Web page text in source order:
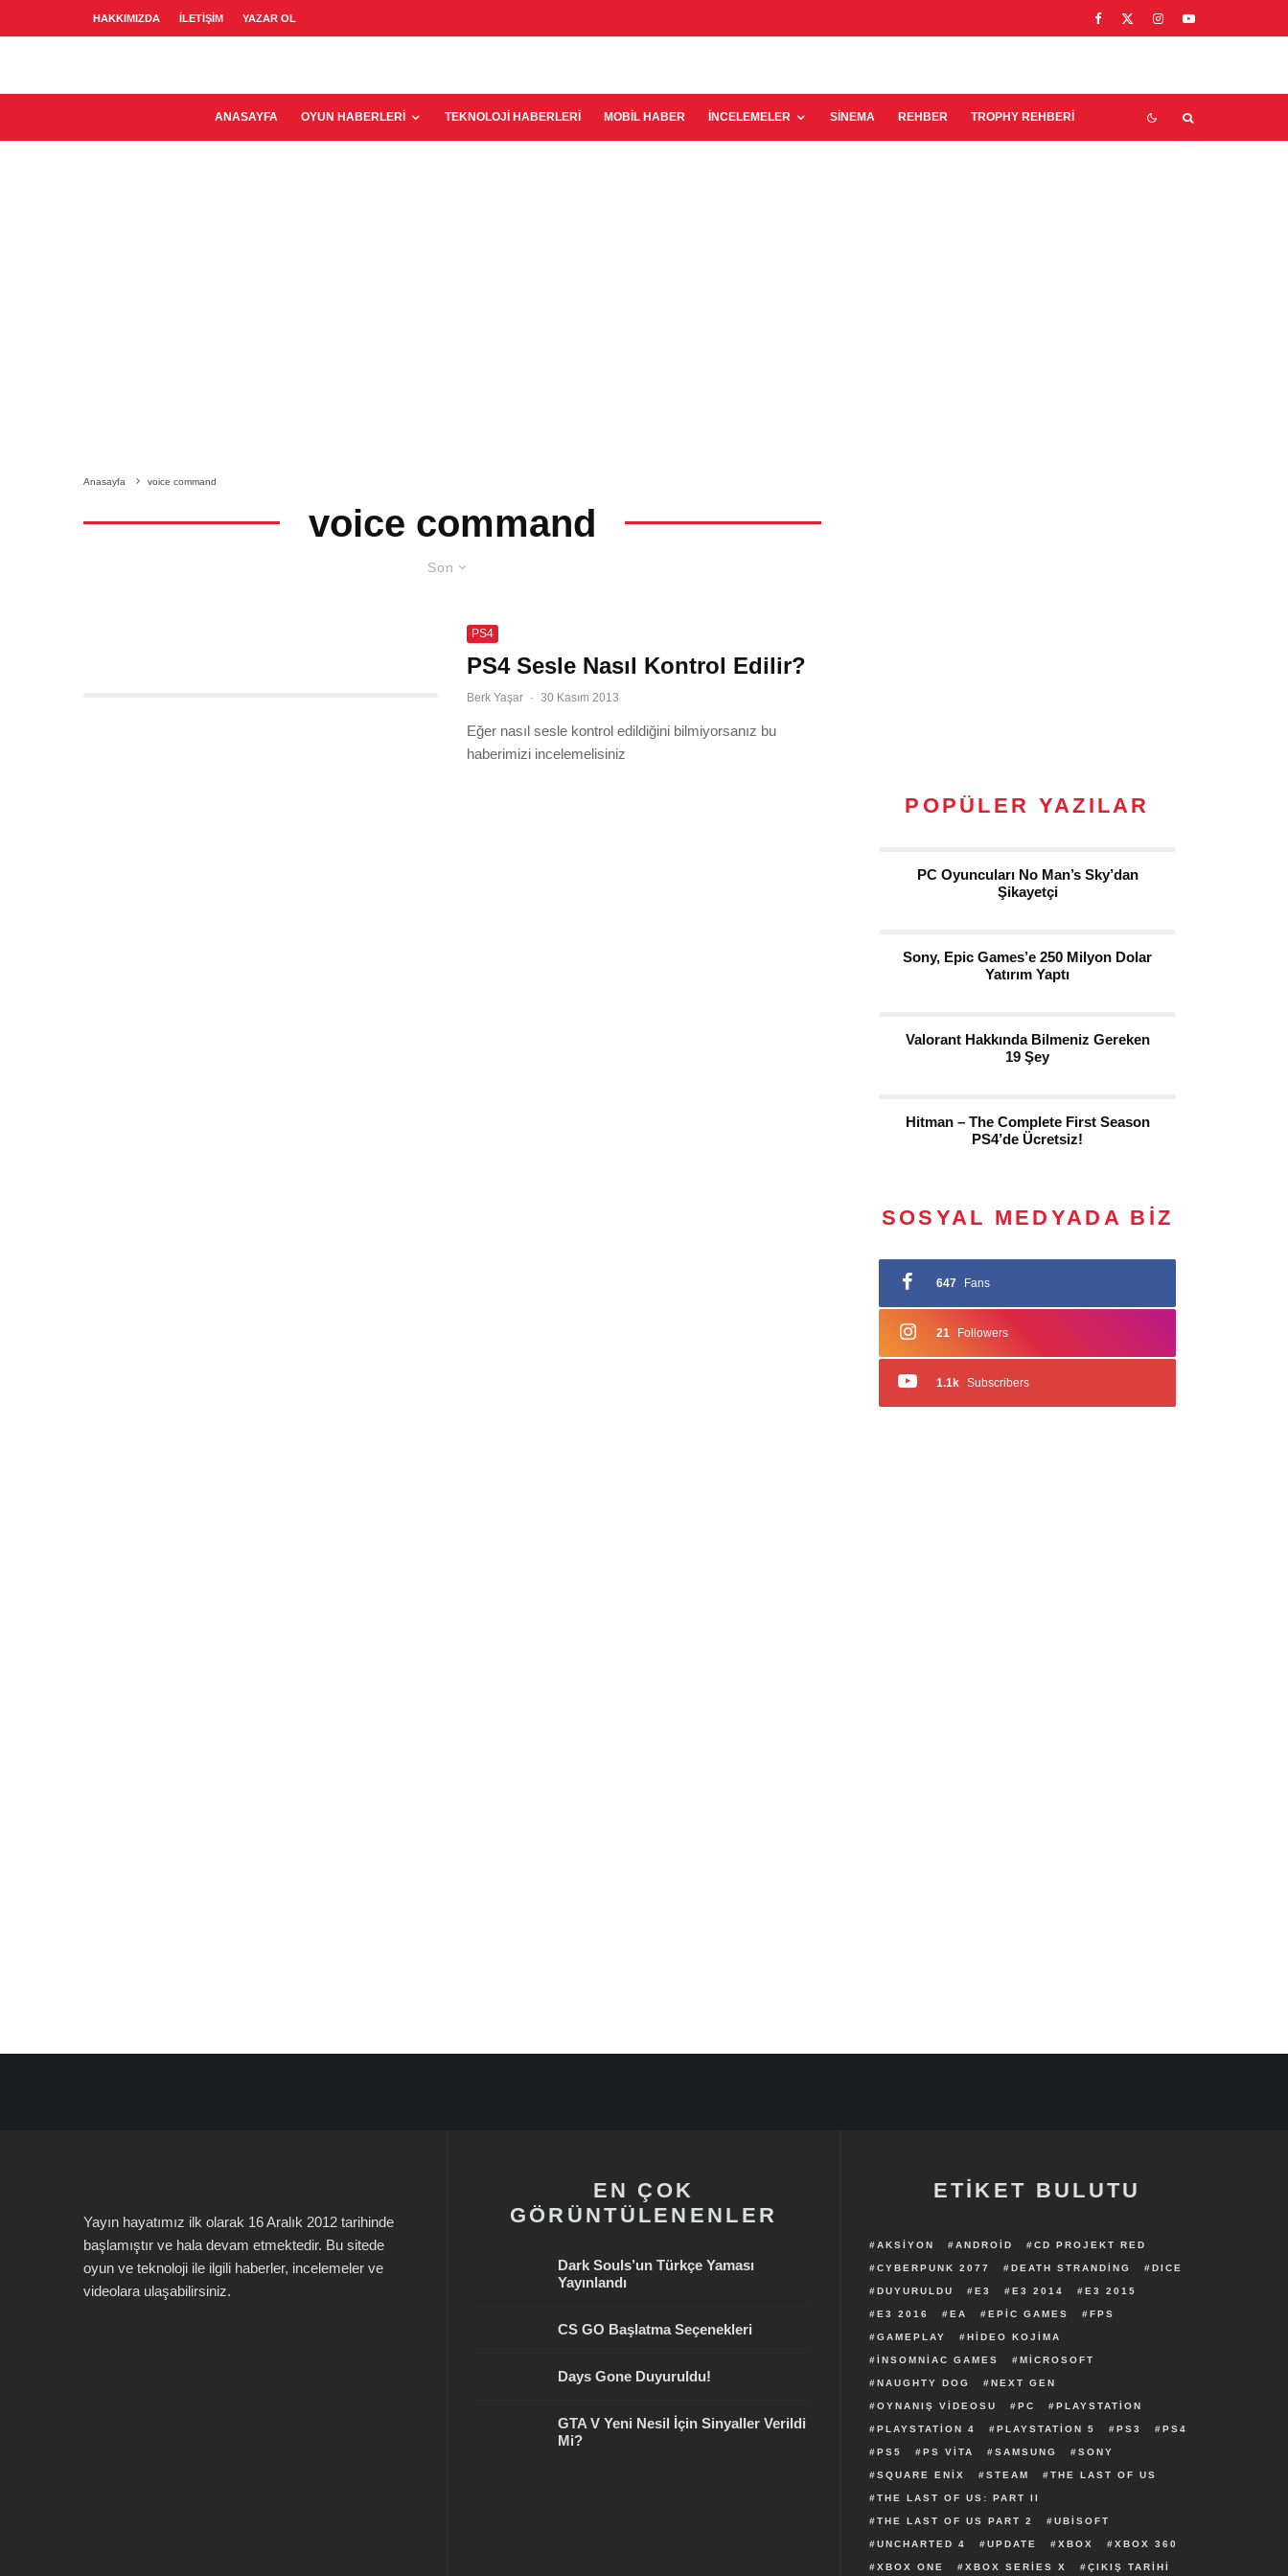
HAKKIMIZDA İLETIŞIM YAZAR OL
ANASAYFA OYUN HABERLERI TEKNOLOJI HABERLERI MOBIL HABER İNCELEMELER SINEMA REHBER TROPHY REHBERI
Anasayfa voice command
voice command
Son
PS4
PS4 Sesle Nasıl Kontrol Edilir?
Berk Yaşar · 30 Kasım 2013
Eğer nasıl sesle kontrol edildiğini bilmiyorsanız bu
haberimizi incelemelisiniz
POPÜLER YAZILAR
PC Oyuncuları No Man’s Sky’dan
Şikayetçi
Sony, Epic Games’e 250 Milyon Dolar
Yatırım Yaptı
Valorant Hakkında Bilmeniz Gereken
19 Şey
Hitman – The Complete First Season
PS4’de Ücretsiz!
SOSYAL MEDYADA BIZ
647 Fans
21 Followers
1.1k Subscribers
Yayın hayatımız ilk olarak 16 Aralık 2012 tarihinde
başlamıştır ve hala devam etmektedir. Bu sitede
oyun ve teknoloji ile ilgili haberler, incelemeler ve
videolara ulaşabilirsiniz.
EN ÇOK
GÖRÜNTÜLENENLER
Dark Souls’un Türkçe Yaması
Yayınlandı
CS GO Başlatma Seçenekleri
Days Gone Duyuruldu!
GTA V Yeni Nesil İçin Sinyaller Verildi
Mi?
ETİKET BULUTU
AKSIYON ANDROID CD PROJEKT RED
CYBERPUNK 2077 DEATH STRANDING DICE
DUYURULDU E3 E3 2014 E3 2015
E3 2016 EA EPIC GAMES FPS
GAMEPLAY HIDEO KOJIMA
INSOMNIAC GAMES MICROSOFT
NAUGHTY DOG NEXT GEN
OYNANIŞ VIDEOSU PC PLAYSTATION
PLAYSTATION 4 PLAYSTATION 5 PS3 PS4
PS5 PS VITA SAMSUNG SONY
SQUARE ENIX STEAM THE LAST OF US
THE LAST OF US: PART II
THE LAST OF US PART 2 UBISOFT
UNCHARTED 4 UPDATE XBOX XBOX 360
XBOX ONE XBOX SERIES X ÇIKIŞ TARIHI